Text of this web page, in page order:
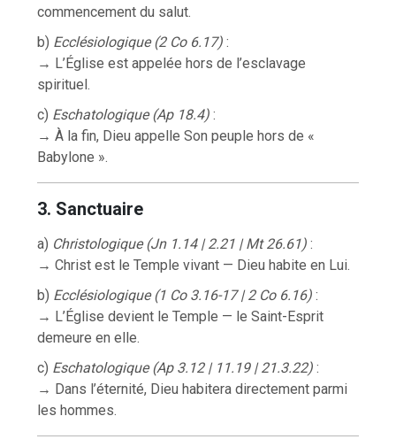
commencement du salut.
b) Ecclésiologique (2 Co 6.17) :
→ L’Église est appelée hors de l’esclavage
spirituel.
c) Eschatologique (Ap 18.4) :
→ À la fin, Dieu appelle Son peuple hors de «
Babylone ».
3. Sanctuaire
a) Christologique (Jn 1.14 | 2.21 | Mt 26.61) :
→ Christ est le Temple vivant — Dieu habite en Lui.
b) Ecclésiologique (1 Co 3.16-17 | 2 Co 6.16) :
→ L’Église devient le Temple — le Saint-Esprit
demeure en elle.
c) Eschatologique (Ap 3.12 | 11.19 | 21.3.22) :
→ Dans l’éternité, Dieu habitera directement parmi
les hommes.